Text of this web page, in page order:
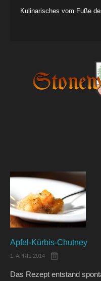
Kulinarisches vom Fuße
Tipps&Tricks
Apfel-Kürbis-Chutney
1. APRIL 2014
Das Rezept entstand